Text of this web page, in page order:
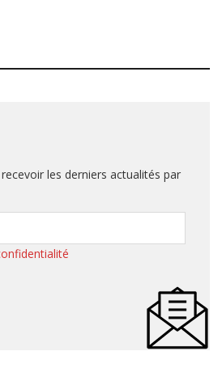
les derniers actualités par